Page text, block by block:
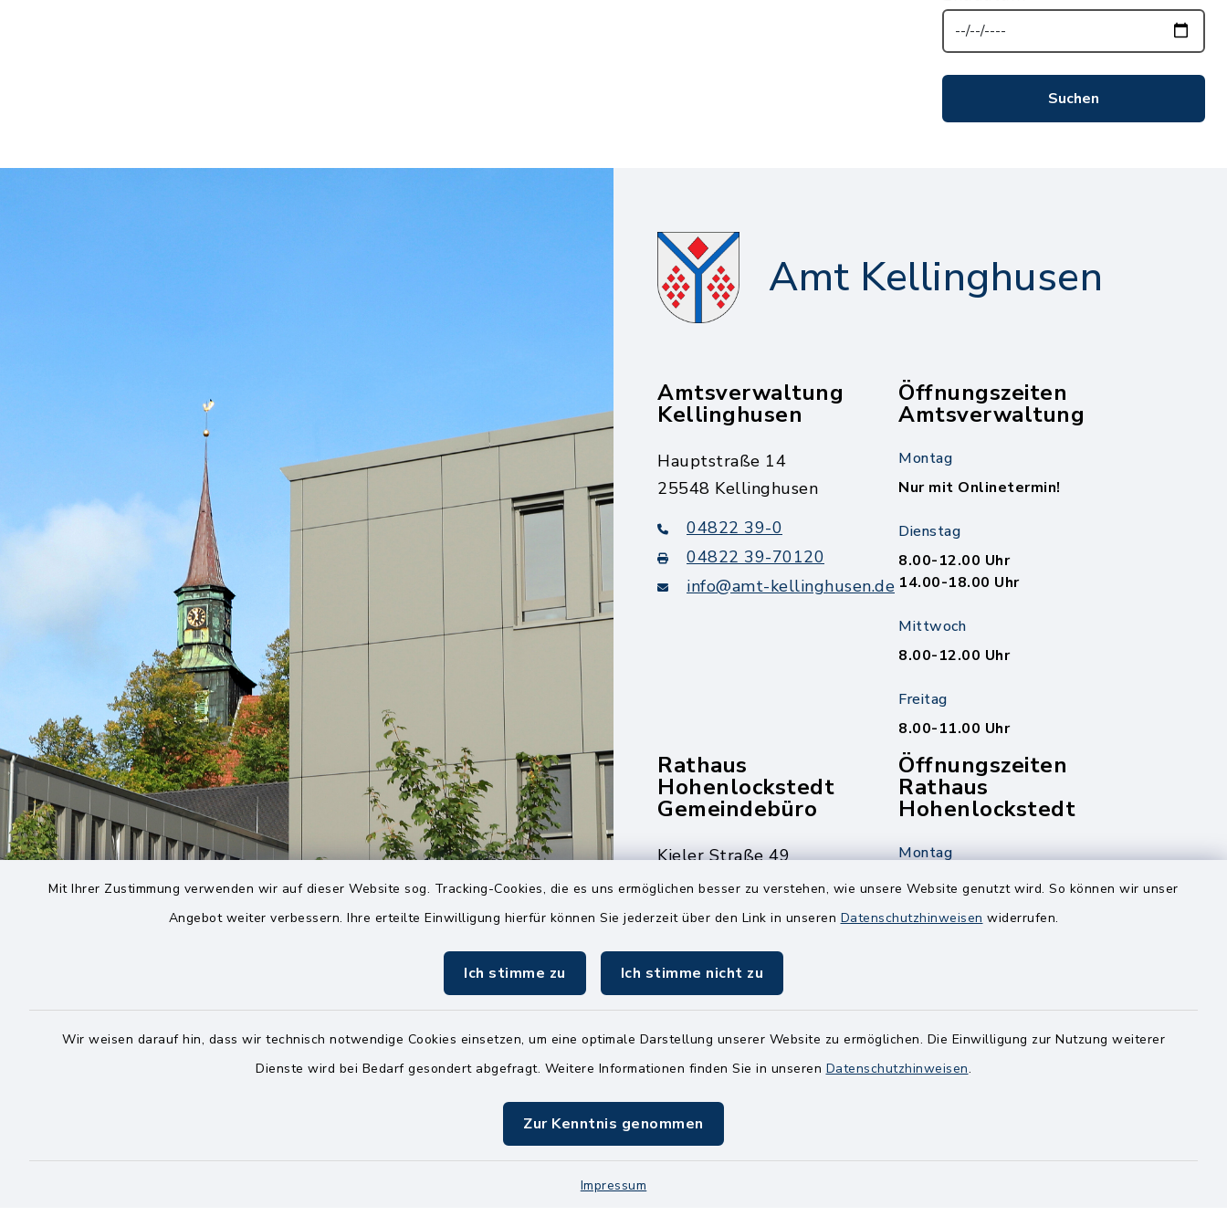
Mit Ihrer Zustimmung verwenden wir auf dieser Website sog. Tracking-Cookies, die es uns ermöglichen besser zu verstehen, wie unsere Website genutzt wird. So können wir unser
Angebot weiter verbessern. Ihre erteilte Einwilligung hierfür können Sie jederzeit über den Link in unseren Datenschutzhinweisen widerrufen.
Ich stimme zu Ich stimme nicht zu
Wir weisen darauf hin, dass wir technisch notwendige Cookies einsetzen, um eine optimale Darstellung unserer Website zu ermöglichen. Die Einwilligung zur Nutzung weiterer
Dienste wird bei Bedarf gesondert abgefragt. Weitere Informationen finden Sie in unseren Datenschutzhinweisen.
Zur Kenntnis genommen
Impressum
Amt Kellinghusen
Amtsverwaltung
Kellinghusen
Hauptstraße 14
25548 Kellinghusen
04822 39-0
04822 39-70120
info@amt-kellinghusen.de
Öffnungszeiten
Amtsverwaltung
Montag
Nur mit Onlinetermin!
Dienstag
8.00-12.00 Uhr
14.00-18.00 Uhr
Mittwoch
8.00-12.00 Uhr
Freitag
8.00-11.00 Uhr
Rathaus
Hohenlockstedt
Gemeindebüro
Kieler Straße 49
25551 Hohenlockstedt
04826 30-0
04826 30-15
info@amt-kellinghusen.de
Öffnungszeiten
Rathaus
Hohenlockstedt
Montag
Nur mit Onlinetermin!
Dienstag
8.00-12.00 Uhr